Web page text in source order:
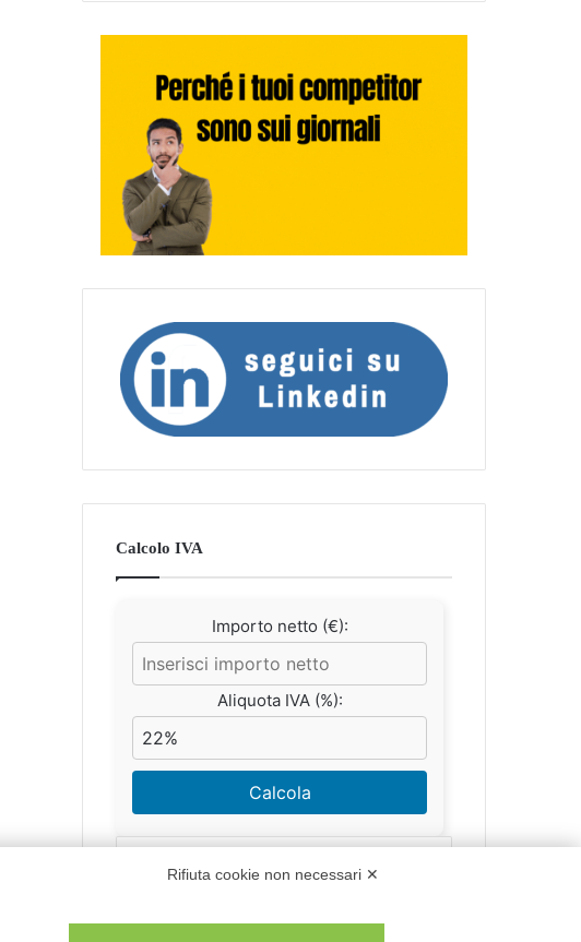
Calcolo IVA
Importo netto (€):
Aliquota IVA (%):
Calcola
Scorporo IVA
Rifiuta cookie non necessari ✕